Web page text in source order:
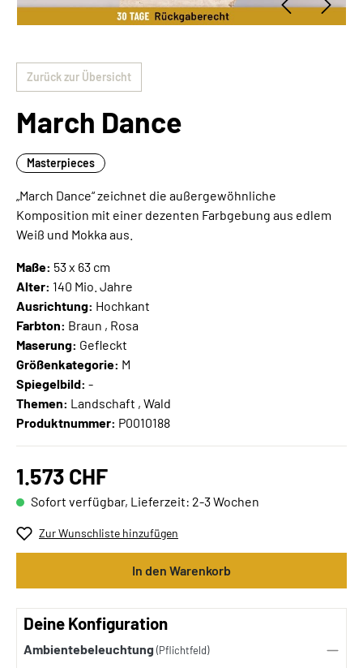
Zurück zur Übersicht
March Dance
Masterpieces
„March Dance“ zeichnet die außergewöhnliche
Komposition mit einer dezenten Farbgebung aus edlem
Weiß und Mokka aus.
Maße: 53 x 63 cm
Alter: 140 Mio. Jahre
Ausrichtung: Hochkant
Farbton: Braun , Rosa
Maserung: Gefleckt
Größenkategorie: M
Spiegelbild: -
Themen: Landschaft , Wald
Produktnummer: P0010188
1.573 CHF
Sofort verfügbar, Lieferzeit: 2-3 Wochen
Zur Wunschliste hinzufügen
In den Warenkorb
Deine Konfiguration
Ambientebeleuchtung (Pflichtfeld)